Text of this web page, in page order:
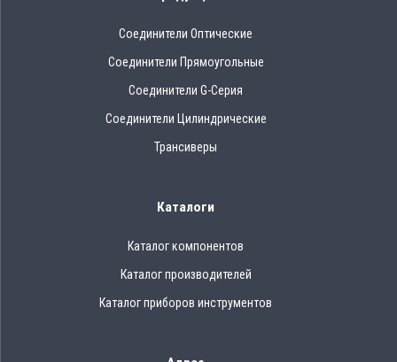
Соединители Оптические
Соединители Прямоугольные
Соединители G-Серия
Соединители Цилиндрические
Трансиверы
Каталоги
Каталог компонентов
Каталог производителей
Каталог приборов инструментов